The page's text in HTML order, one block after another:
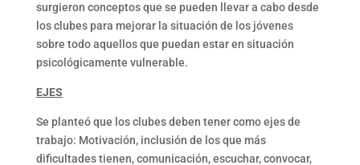
surgieron conceptos que se pueden llevar a cabo desde
los clubes para mejorar la situación de los jóvenes
sobre todo aquellos que puedan estar en situación
psicológicamente vulnerable.
EJES
Se planteó que los clubes deben tener como ejes de
trabajo: Motivación, inclusión de los que más
dificultades tienen, comunicación, escuchar, convocar,